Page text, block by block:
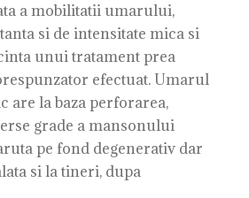
a mobilitatii umarului,
si de intensitate mica si
unui tratament prea
efectuat. Umarul
are la baza perforarea,
grade a mansonului
pe fond degenerativ dar
si la tineri, dupa